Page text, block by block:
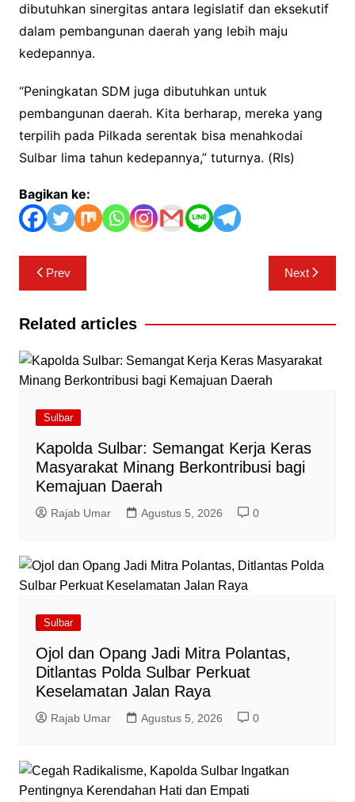
dibutuhkan sinergitas antara legislatif dan eksekutif
dalam pembangunan daerah yang lebih maju
kedepannya.
“Peningkatan SDM juga dibutuhkan untuk
pembangunan daerah. Kita berharap, mereka yang
terpilih pada Pilkada serentak bisa menahkodai
Sulbar lima tahun kedepannya,” tuturnya. (Rls)
Bagikan ke:
Navigasi
pos
Prev Next
Related articles
Sulbar
Kapolda Sulbar: Semangat Kerja Keras
Masyarakat Minang Berkontribusi bagi
Kemajuan Daerah
Rajab Umar Agustus 5, 2026 0
Sulbar
Ojol dan Opang Jadi Mitra Polantas,
Ditlantas Polda Sulbar Perkuat
Keselamatan Jalan Raya
Rajab Umar Agustus 5, 2026 0